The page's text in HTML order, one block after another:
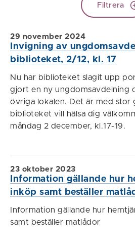
Filtrera
Invigning av
biblioteket, 2/12, kl. 17
29 november 2024
Nu har biblioteket slagit upp
gjort en ny ungdomsavdelning
övriga lokalen. Det är med stor
biblioteket vill hälsa dig
måndag 2 december, kl.17-19.
Information gällande hur
inköp samt beställer
23 oktober 2023
Information gällande hur
samt beställer matlådor